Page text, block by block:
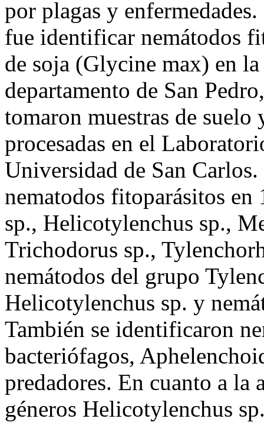
por plagas y
fue identificar nemátodos
de soja (Glycine max) en
departamento de San
tomaron muestras de
procesadas en el
Universidad de San
nematodos fitoparásitos
sp., Helicotylenchus sp.,
Trichodorus sp.,
nemátodos del grupo
Helicotylenchus sp. y
También se identificaron
bacteriófagos,
predadores. En cuanto a la
géneros Helicotylenchus